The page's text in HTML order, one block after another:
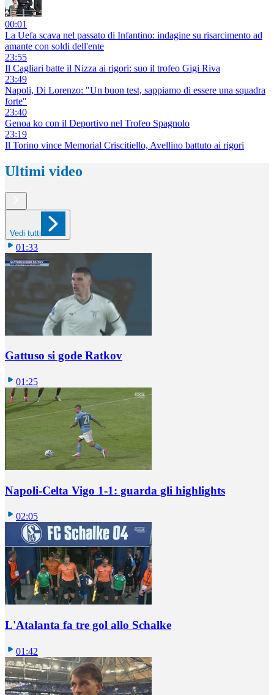
00:01
La Uefa scava nel passato di Infantino: indagine su risarcimento ad
amante con soldi dell'ente
23:55
Il Cagliari batte il Nizza ai rigori: suo il trofeo Gigi Riva
23:49
Napoli, Di Lorenzo: "Un buon test, sappiamo di essere una squadra
forte"
23:40
Genoa ko con il Deportivo nel Trofeo Spagnolo
23:19
Il Torino vince Memorial Criscitiello, Avellino battuto ai rigori
Ultimi video
Vedi tutti
01:33
Gattuso si gode Ratkov
01:25
Napoli-Celta Vigo 1-1: guarda gli highlights
02:05
L'Atalanta fa tre gol allo Schalke
01:42